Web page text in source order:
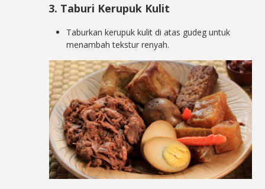
3. Taburi Kerupuk Kulit
Taburkan kerupuk kulit di atas gudeg untuk
menambah tekstur renyah.